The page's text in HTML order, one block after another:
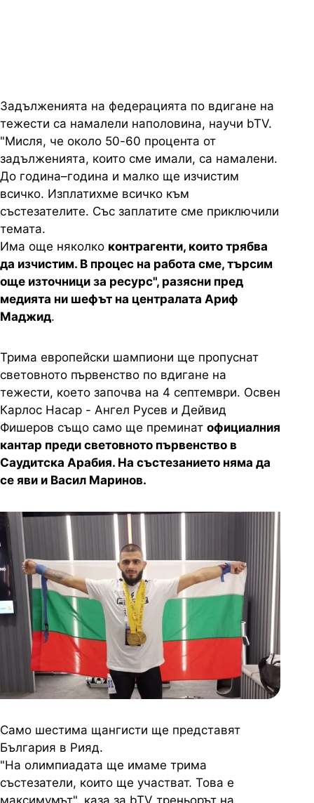
Задълженията на федерацията по вдигане на
тежести са намалели наполовина, научи bTV.
"Мисля, че около 50-60 процента от
задълженията, които сме имали, са намалени.
До година–година и малко ще изчистим
всичко. Изплатихме всичко към
състезателите. Със заплатите сме приключили
темата.
Има още няколко контрагенти, които трябва
да изчистим. В процес на работа сме, търсим
още източници за ресурс", разясни пред
медията ни шефът на централата Ариф
Маджид.
Трима европейски шампиони ще пропуснат
световното първенство по вдигане на
тежести, което започва на 4 септември. Освен
Карлос Насар - Ангел Русев и Дейвид
Фишеров също само ще преминат официалния
кантар преди световното първенство в
Саудитска Арабия. На състезанието няма да
се яви и Васил Маринов.
Само шестима щангисти ще представят
България в Рияд.
"На олимпиадата ще имаме трима
състезатели, които ще участват. Това е
максимумът", каза за bTV треньорът на